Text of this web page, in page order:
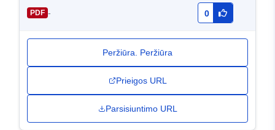
PDF - 0
Peržiūra. Peržiūra
Prieigos URL
Parsisiuntimo URL